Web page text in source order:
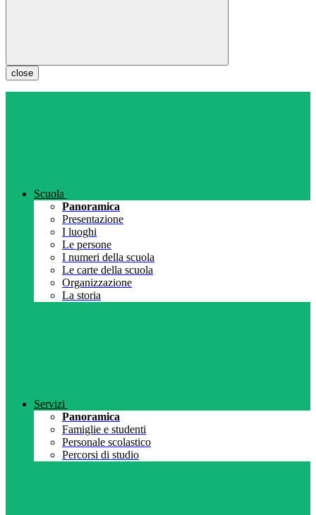
close
Scuola
Panoramica
Presentazione
I luoghi
Le persone
I numeri della scuola
Le carte della scuola
Organizzazione
La storia
Servizi
Panoramica
Famiglie e studenti
Personale scolastico
Percorsi di studio